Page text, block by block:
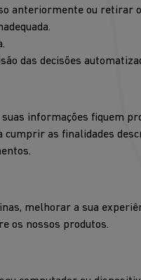
anteriormente ou
das decisões
informações fiquem
cumprir as finalidades
melhorar a sua
os nossos produtos.